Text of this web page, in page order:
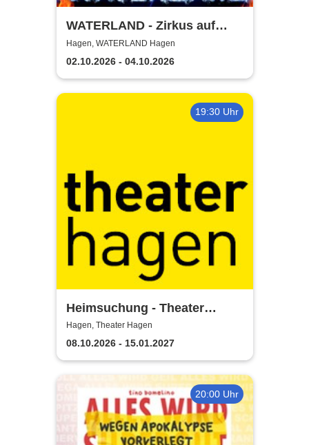
WATERLAND - Zirkus auf
dem Wasser | Hagen
Hagen, WATERLAND Hagen
02.10.2026 - 04.10.2026
19:30 Uhr
Heimsuchung - Theater
Hagen
Hagen, Theater Hagen
08.10.2026 - 15.01.2027
20:00 Uhr